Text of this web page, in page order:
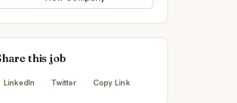
this job
LinkedIn Twitter Copy Link